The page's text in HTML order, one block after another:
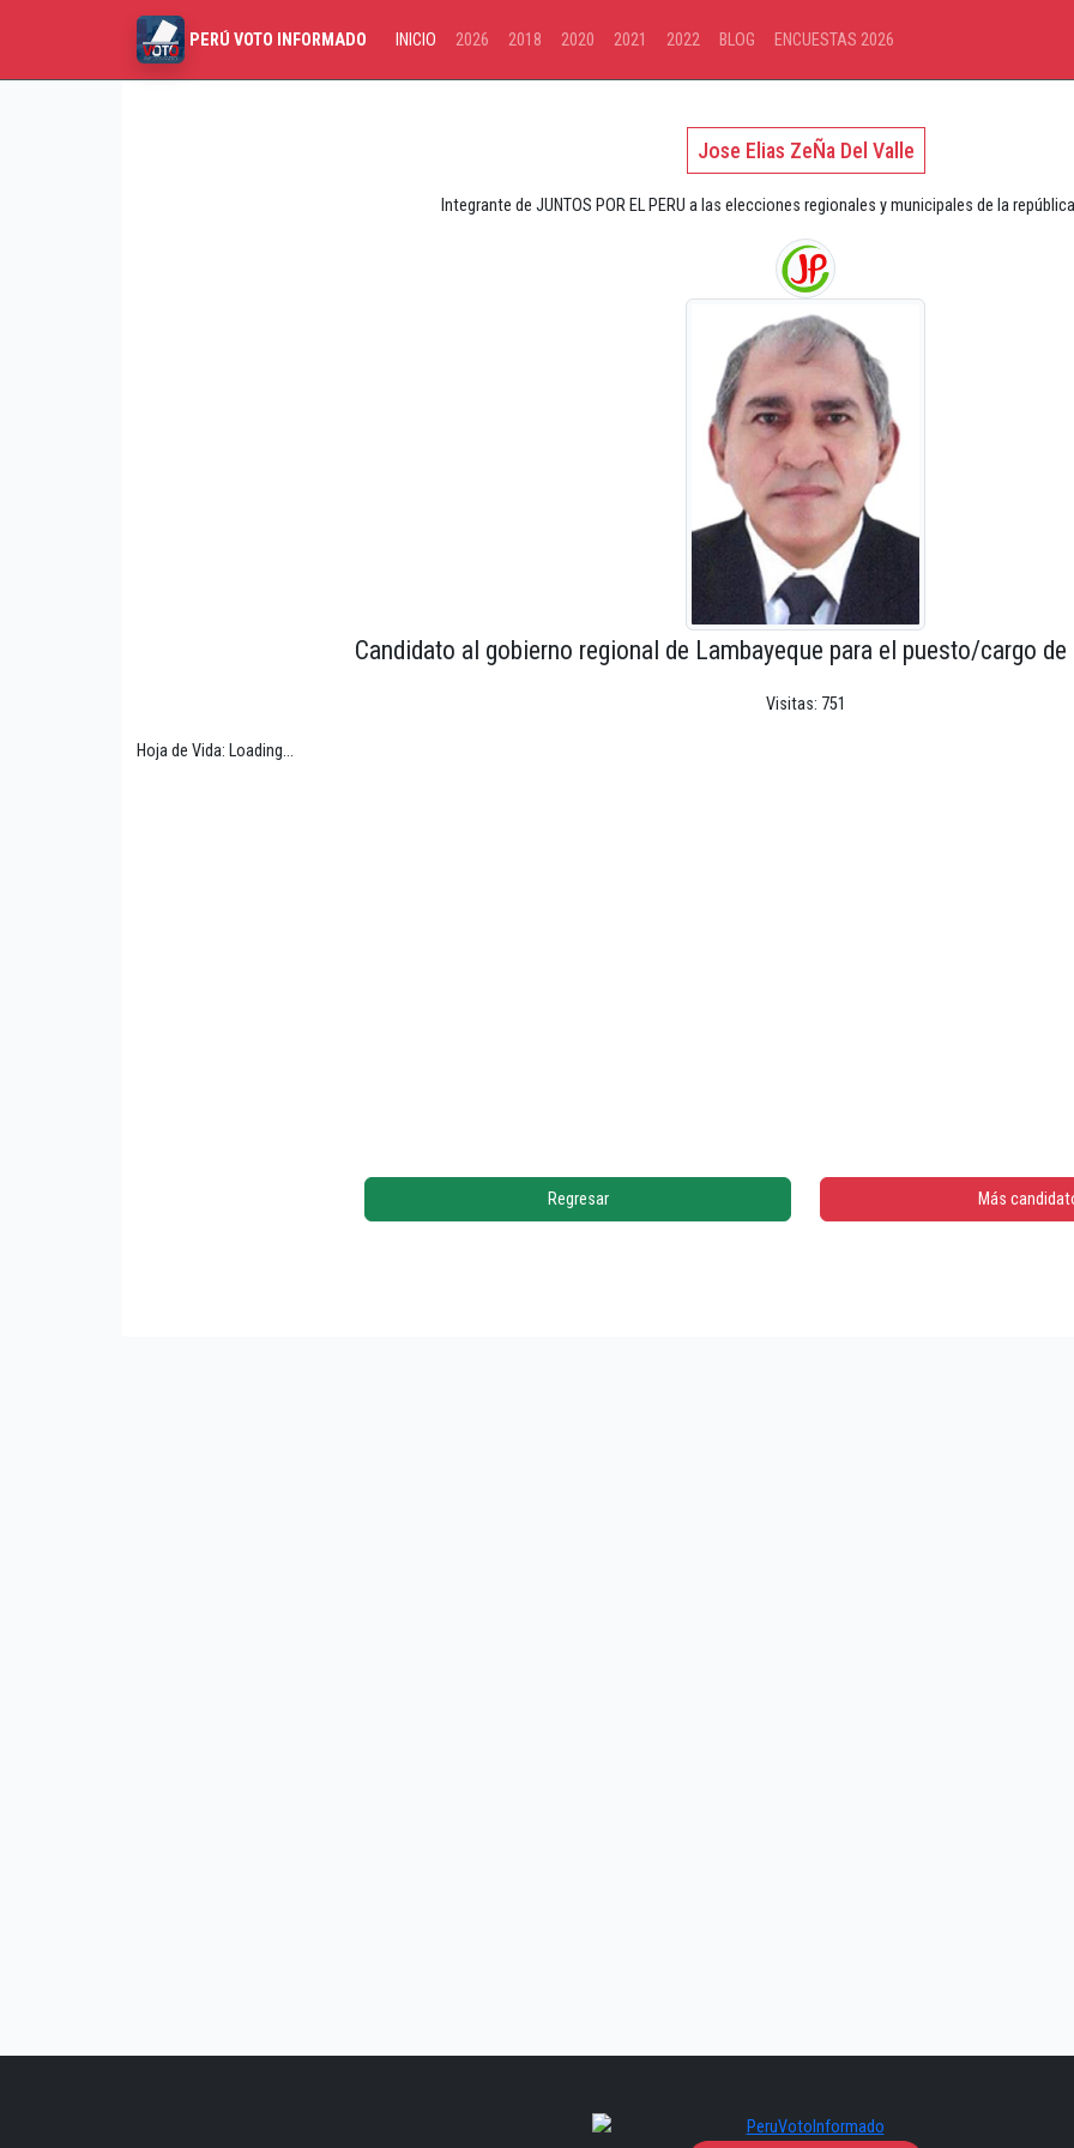
PERÚ VOTO INFORMADO INICIO 2026 2018 2020 2021 2022 BLOG ENCUESTAS 2026
Jose Elias ZeÑa Del Valle
Integrante de JUNTOS POR EL PERU a las elecciones regionales y municipales de la
Candidato al gobierno regional de Lambayeque para el puesto/cargo
Visitas: 751
Hoja de Vida: Loading...
Regresar Más